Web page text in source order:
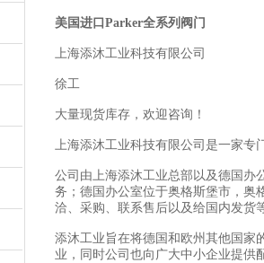
美国进口Parker全系列阀门
上海添沐工业科技有限公司
徐工
大量现货库存，欢迎咨询！
上海添沐工业科技有限公司是一家专
公司由上海添沐工业总部以及德国办
务；德国办公室位于奥格斯堡市，奥
洽、采购、联系售后以及给国内发货
添沐工业旨在将德国和欧州其他国家
业，同时公司也向广大中小企业提供